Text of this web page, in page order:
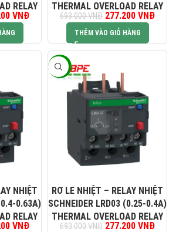
RELAY
là: 693.000 VNĐ.
VNĐ Giá hiện tại là: 277.200 VNĐ.
THERMAL OVERLOAD RELAY
693.000VNĐ
Giá gốc là:
693.000 VNĐ.
277.200 VNĐ
THÊM VÀO GIỎ HÀNG
NHIỆT
0.63A)
RELAY
là: 693.000 VNĐ.
VNĐ Giá hiện tại là: 277.200 VNĐ.
-60%
RƠ LE NHIỆT – RELAY NHIỆT
SCHNEIDER LRD03 (0.25-0.4A)
THERMAL OVERLOAD RELAY
693.000VNĐ
Giá gốc là:
277.200 VNĐ